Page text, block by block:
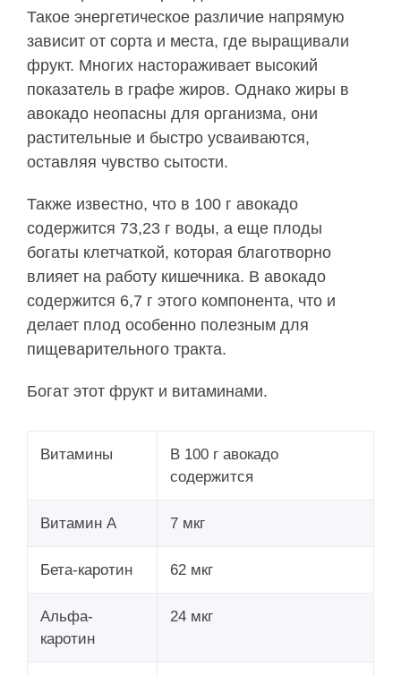
Такое энергетическое различие напрямую
зависит от сорта и места, где выращивали
фрукт. Многих настораживает высокий
показатель в графе жиров. Однако жиры в
авокадо неопасны для организма, они
растительные и быстро усваиваются,
оставляя чувство сытости.
Также известно, что в 100 г авокадо
содержится 73,23 г воды, а еще плоды
богаты клетчаткой, которая благотворно
влияет на работу кишечника. В авокадо
содержится 6,7 г этого компонента, что и
делает плод особенно полезным для
пищеварительного тракта.
Богат этот фрукт и витаминами.
Витамины
В 100 г авокадо
содержится
Витамин А 7 мкг
Бета-каротин 62 мкг
Альфа-
каротин
24 мкг